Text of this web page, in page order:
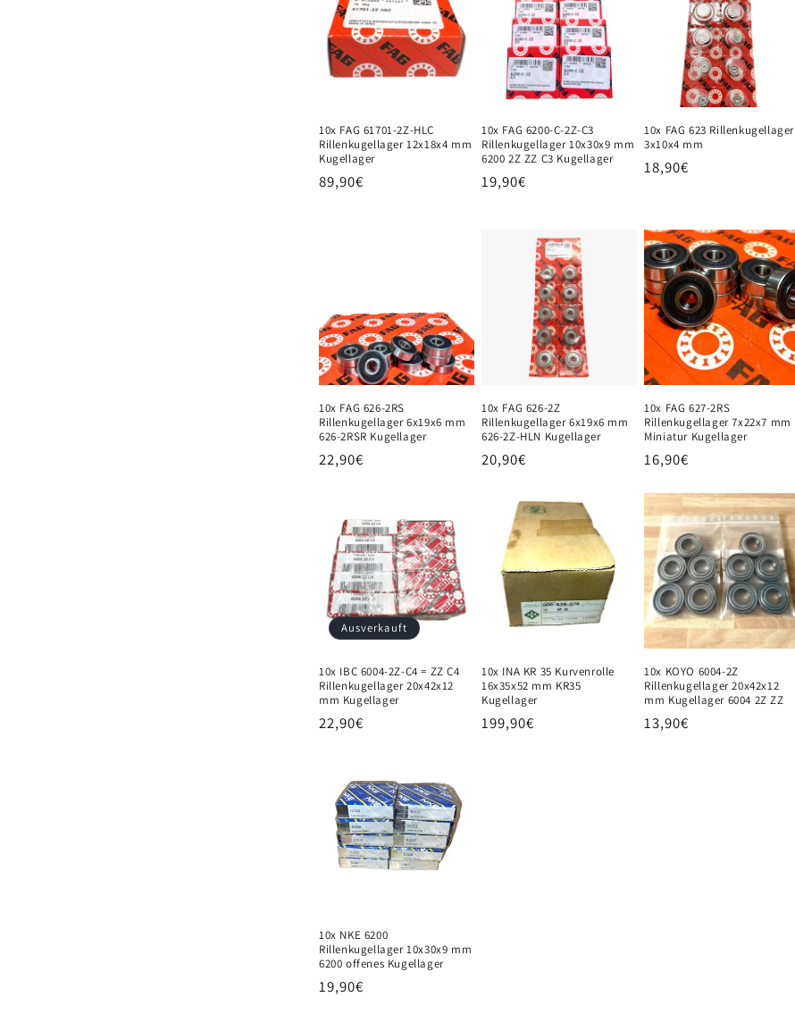
10x FAG 61701-2Z-HLC
Rillenkugellager 12x18x4 mm
Kugellager
Normaler
89,90€
10x FAG 6200-C-2Z-C3
Rillenkugellager 10x30x9 mm
6200 2Z ZZ C3 Kugellager
Normaler
19,90€
10x FAG 623 Rillenkugellager
3x10x4 mm
Normaler
18,90€
10x FAG 626-2RS
Rillenkugellager 6x19x6 mm
626-2RSR Kugellager
Normaler
22,90€
10x FAG 626-2Z
Rillenkugellager 6x19x6 mm
626-2Z-HLN Kugellager
Normaler
20,90€
10x FAG 627-2RS
Rillenkugellager 7x22x7 mm
Miniatur Kugellager
Normaler
16,90€
Ausverkauft
10x IBC 6004-2Z-C4 = ZZ C4
Rillenkugellager 20x42x12
mm Kugellager
Normaler
22,90€
10x INA KR 35 Kurvenrolle
16x35x52 mm KR35
Kugellager
Normaler
199,90€
10x KOYO 6004-2Z
Rillenkugellager 20x42x12
mm Kugellager 6004 2Z ZZ
Normaler
13,90€
10x NKE 6200
Rillenkugellager 10x30x9 mm
6200 offenes Kugellager
Normaler
19,90€